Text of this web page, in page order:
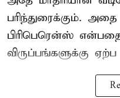
பரிந்துரைக்கும்.
பிரிபெரென்ஸ்
விருப்பங்களுக்கு